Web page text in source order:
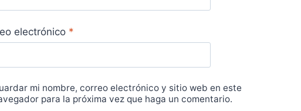
electrónico *
mi nombre, correo electrónico y sitio web en este
para la próxima vez que haga un comentario.